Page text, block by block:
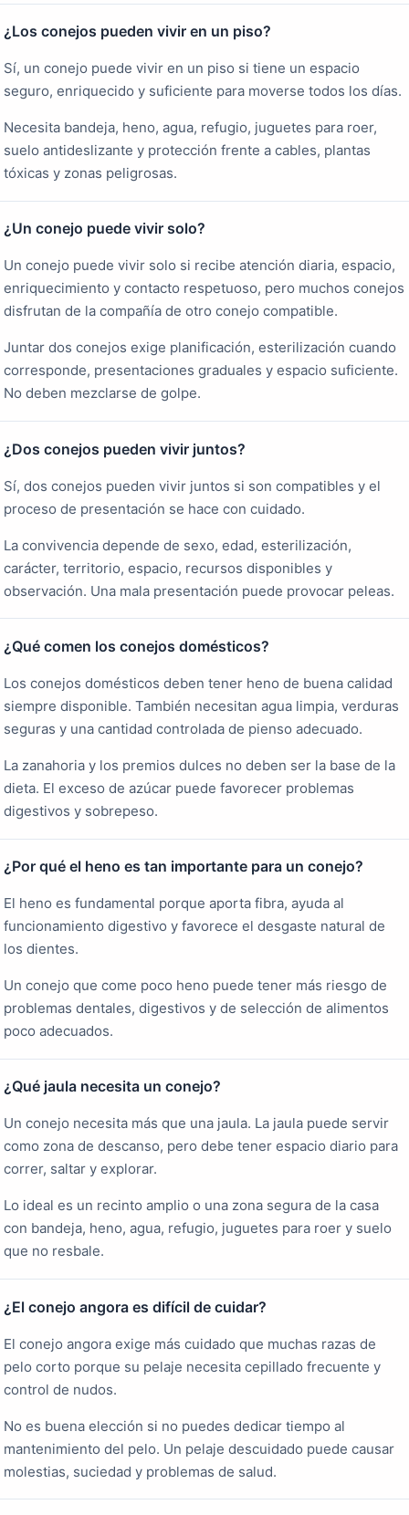
¿Los conejos pueden vivir en un piso?
Sí, un conejo puede vivir en un piso si tiene un espacio
seguro, enriquecido y suficiente para moverse todos los días.
Necesita bandeja, heno, agua, refugio, juguetes para roer,
suelo antideslizante y protección frente a cables, plantas
tóxicas y zonas peligrosas.
¿Un conejo puede vivir solo?
Un conejo puede vivir solo si recibe atención diaria, espacio,
enriquecimiento y contacto respetuoso, pero muchos conejos
disfrutan de la compañía de otro conejo compatible.
Juntar dos conejos exige planificación, esterilización cuando
corresponde, presentaciones graduales y espacio suficiente.
No deben mezclarse de golpe.
¿Dos conejos pueden vivir juntos?
Sí, dos conejos pueden vivir juntos si son compatibles y el
proceso de presentación se hace con cuidado.
La convivencia depende de sexo, edad, esterilización,
carácter, territorio, espacio, recursos disponibles y
observación. Una mala presentación puede provocar peleas.
¿Qué comen los conejos domésticos?
Los conejos domésticos deben tener heno de buena calidad
siempre disponible. También necesitan agua limpia, verduras
seguras y una cantidad controlada de pienso adecuado.
La zanahoria y los premios dulces no deben ser la base de la
dieta. El exceso de azúcar puede favorecer problemas
digestivos y sobrepeso.
¿Por qué el heno es tan importante para un conejo?
El heno es fundamental porque aporta fibra, ayuda al
funcionamiento digestivo y favorece el desgaste natural de
los dientes.
Un conejo que come poco heno puede tener más riesgo de
problemas dentales, digestivos y de selección de alimentos
poco adecuados.
¿Qué jaula necesita un conejo?
Un conejo necesita más que una jaula. La jaula puede servir
como zona de descanso, pero debe tener espacio diario para
correr, saltar y explorar.
Lo ideal es un recinto amplio o una zona segura de la casa
con bandeja, heno, agua, refugio, juguetes para roer y suelo
que no resbale.
¿El conejo angora es difícil de cuidar?
El conejo angora exige más cuidado que muchas razas de
pelo corto porque su pelaje necesita cepillado frecuente y
control de nudos.
No es buena elección si no puedes dedicar tiempo al
mantenimiento del pelo. Un pelaje descuidado puede causar
molestias, suciedad y problemas de salud.